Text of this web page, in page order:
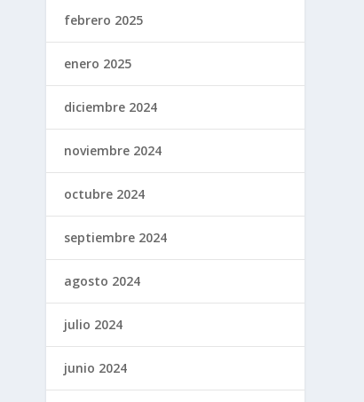
febrero 2025
enero 2025
diciembre 2024
noviembre 2024
octubre 2024
septiembre 2024
agosto 2024
julio 2024
junio 2024